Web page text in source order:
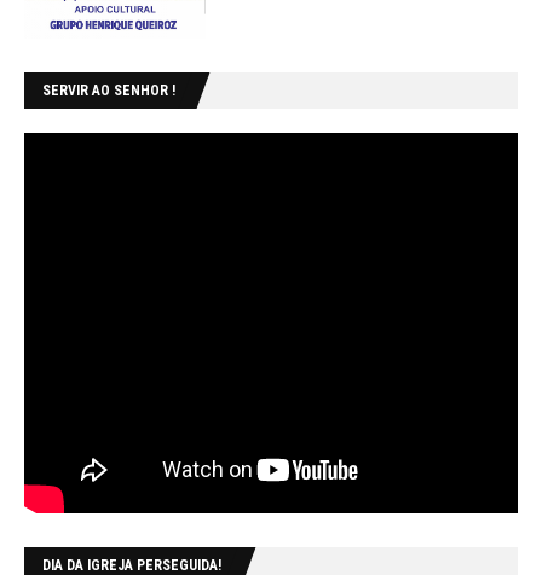
SERVIR AO SENHOR !
DIA DA IGREJA PERSEGUIDA!